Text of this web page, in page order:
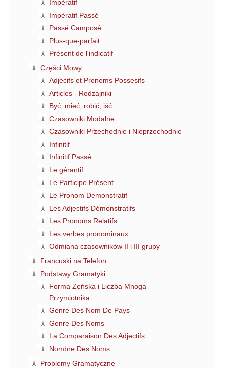
Impératif
Impératif Passé
Passé Camposé
Plus-que-parfait
Présent de l'indicatif
Części Mowy
Adjecifs et Pronoms Possesifs
Articles - Rodzajniki
Być, mieć, robić, iść
Czasowniki Modalne
Czasowniki Przechodnie i Nieprzechodnie
Infinitif
Infinitif Passé
Le gérantif
Le Participe Présent
Le Pronom Demonstratif
Les Adjectifs Démonstratifs
Les Pronoms Relatifs
Les verbes pronominaux
Odmiana czasowników II i III grupy
Francuski na Telefon
Podstawy Gramatyki
Forma Żeńska i Liczba Mnoga
Przymiotnika
Genre Des Nom De Pays
Genre Des Noms
La Comparaison Des Adjectifs
Nombre Des Noms
Problemy Gramatyczne